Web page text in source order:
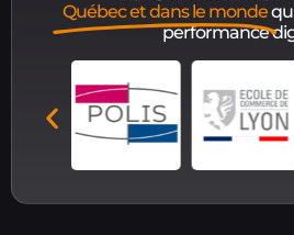
Québec et dans le monde
performance